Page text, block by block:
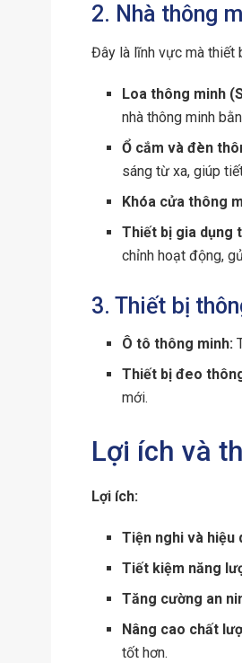
2. Nhà thông
Đây là lĩnh vực mà thiết
Loa thông minh
nhà thông minh
Ổ cắm và đèn
sáng từ xa, giúp
Khóa cửa thông
Thiết bị gia dụng
chỉnh hoạt động,
3. Thiết bị
Ô tô thông minh:
Thiết bị đeo
mới.
Lợi ích và
Lợi ích:
Tiện nghi và hiệu
Tiết kiệm năng
Tăng cường an
Nâng cao chất
tốt hơn.